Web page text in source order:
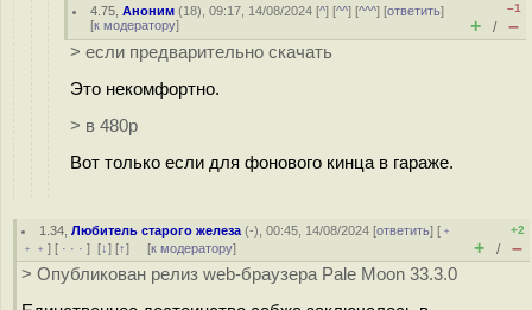
4.75 ,Аноним (18), 09:17, 14/08/2024 [^] [^^] [^^^] [ответить]
[к модератору]
–1
+ / –
> если предварительно скачать
Это некомфортно.
> в 480p
Вот только если для фонового кинца в гараже.
1.34 ,Любитель старого железа (-), 00:45, 14/08/2024 [ответить] [ ﹢
﹢﹢ ] [ · · · ] [↓] [↑] [к модератору]
+2
+ / –
> Опубликован релиз web-браузера Pale Moon 33.3.0